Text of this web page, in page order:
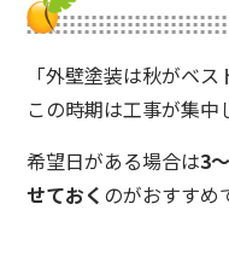
「外壁塗装は秋がベ
この時期は工事が集中
希望日がある場合は3
せておく のがおすすめ